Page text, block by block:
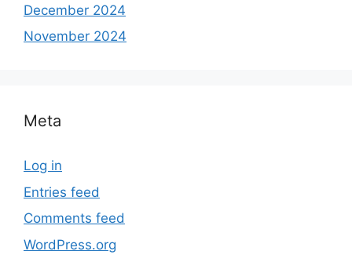
December 2024
November 2024
Meta
Log in
Entries feed
Comments feed
WordPress.org